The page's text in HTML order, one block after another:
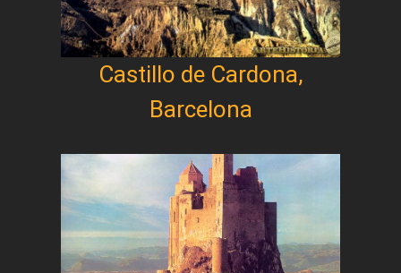
Castillo de Cardona,
Barcelona